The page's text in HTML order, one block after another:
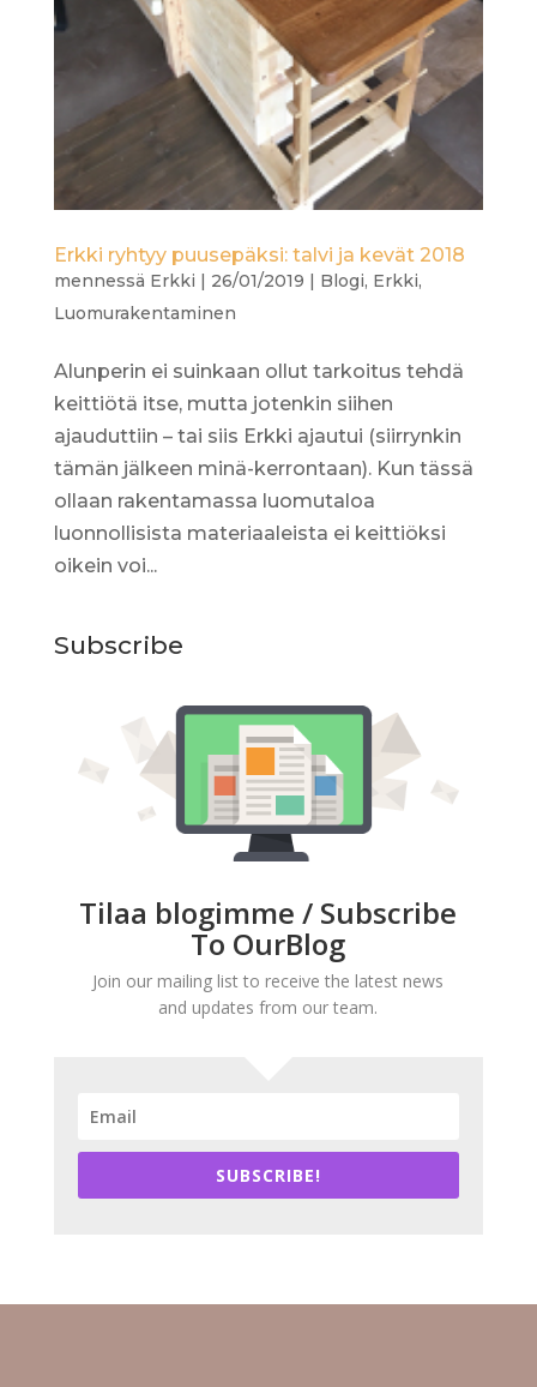
Erkki ryhtyy puusepäksi: talvi ja kevät 2018
mennessä Erkki | 26/01/2019 | Blogi, Erkki,
Luomurakentaminen
Alunperin ei suinkaan ollut tarkoitus tehdä
keittiötä itse, mutta jotenkin siihen
ajauduttiin – tai siis Erkki ajautui (siirrynkin
tämän jälkeen minä-kerrontaan). Kun tässä
ollaan rakentamassa luomutaloa
luonnollisista materiaaleista ei keittiöksi
oikein voi...
Subscribe
Tilaa blogimme / Subscribe
To OurBlog
Join our mailing list to receive the latest news
and updates from our team.
SUBSCRIBE!